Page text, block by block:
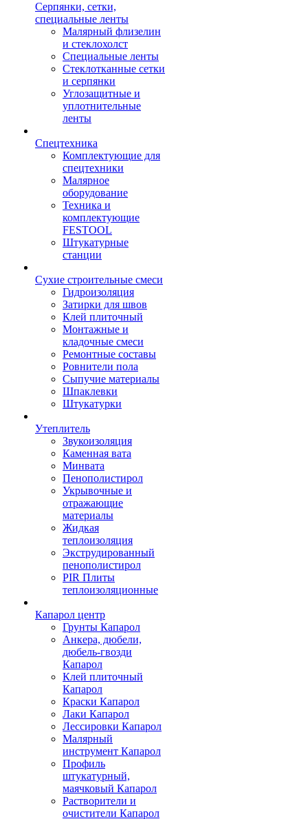
Серпянки, сетки,
специальные ленты
Малярный флизелин
и стеклохолст
Специальные ленты
Стеклотканные сетки
и серпянки
Углозащитные и
уплотнительные
ленты
Спецтехника
Комплектующие для
спецтехники
Малярное
оборудование
Техника и
комплектующие
FESTOOL
Штукатурные
станции
Сухие строительные смеси
Гидроизоляция
Затирки для швов
Клей плиточный
Монтажные и
кладочные смеси
Ремонтные составы
Ровнители пола
Сыпучие материалы
Шпаклевки
Штукатурки
Утеплитель
Звукоизоляция
Каменная вата
Минвата
Пенополистирол
Укрывочные и
отражающие
материалы
Жидкая
теплоизоляция
Экструдированный
пенополистирол
PIR Плиты
теплоизоляционные
Капарол центр
Грунты Капарол
Анкера, дюбели,
дюбель-гвозди
Капарол
Клей плиточный
Капарол
Краски Капарол
Лаки Капарол
Лессировки Капарол
Малярный
инструмент Капарол
Профиль
штукатурный,
маячковый Капарол
Растворители и
очистители Капарол